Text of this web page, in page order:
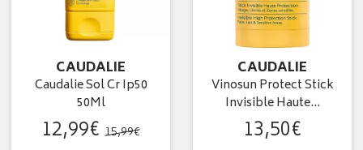
CAUDALIE
Caudalie Sol Cr Ip50
50Ml
12,99€ 15,99€
CAUDALIE
Vinosun Protect Stick
Invisible Haute…
13,50€